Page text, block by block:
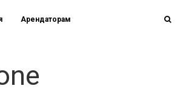
Арендаторам